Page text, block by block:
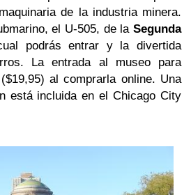
de la industria minera.
el U-505, de laSegunda
podrás entrar y la divertida
La entrada al museo para
al comprarla online. Una
está incluida en el Chicago City